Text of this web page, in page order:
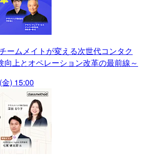
ームメイトが変える次世代コンタク
向上とオペレーション改革の最前線～
) 15:00